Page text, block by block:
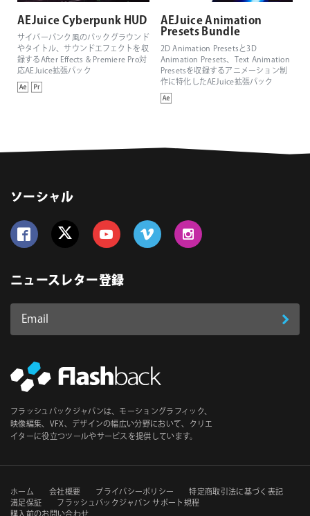
AEJuice Cyberpunk HUD
サイバーパンク風のバックグラウンド
やタイトル、サウンドエフェクトを収
録するAfter Effects & Premiere Pro対
応AEJuice拡張パック
AEJuice Animation
Presets Bundle
2D Animation Presetsと3D
Animation Presets、Text Animation
Presetsを収録するアニメーション制
作に特化したAEJuice拡張パック
ソーシャル
ニュースレター登録
Email
ス
必
須
登
フラッシュバックジャパンは、モーショングラフィック、
映像編集、VFX、デザインの幅広い分野において、クリエ
イターに役立つツールやサービスを提供しています。
セ
ホーム 会社概要 プライバシーポリシー
特定商取引法に基づく表記
満足保証
フラッシュバックジャパン サポート規程